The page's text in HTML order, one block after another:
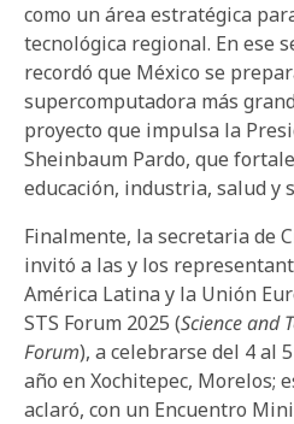
como un área estratégica
tecnológica regional. En ese
recordó que México se
supercomputadora más
proyecto que impulsa la
Sheinbaum Pardo, que
educación, industria, salud y
Finalmente, la secretaria de
invitó a las y los
América Latina y la Unión
STS Forum 2025 (Science and
Forum), a celebrarse del 4 al
año en Xochitepec, Morelos;
aclaró, con un Encuentro